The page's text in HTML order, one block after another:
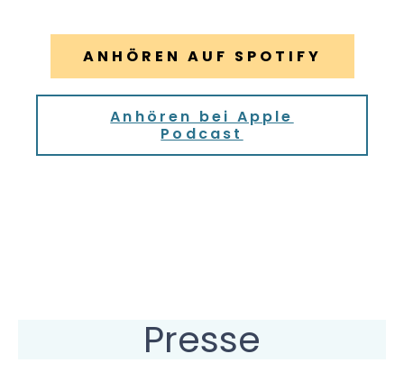
ANHÖREN AUF SPOTIFY
Anhören bei Apple
Podcast
Presse